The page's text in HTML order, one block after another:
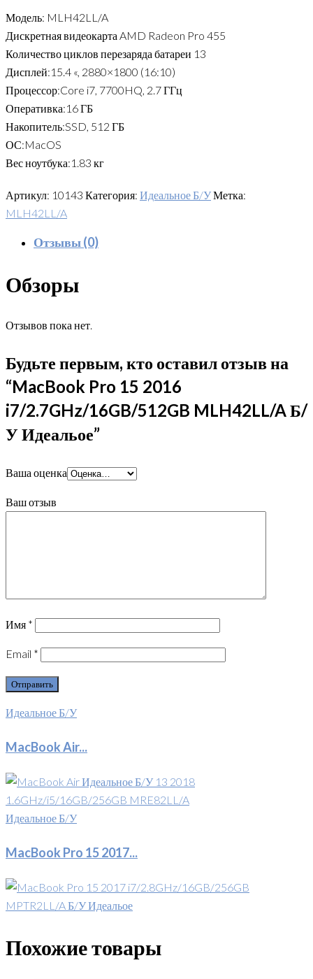
Модель: MLH42LL/A
Дискретная видеокарта AMD Radeon Pro 455
Количество циклов перезаряда батареи 13
Дисплей:15.4 «, 2880×1800 (16:10)
Процессор:Core i7, 7700HQ, 2.7 ГГц
Оперативка:16 ГБ
Накопитель:SSD, 512 ГБ
ОС:MacOS
Вес ноутбука:1.83 кг
Артикул: 10143 Категория: Идеальное Б/УМетка:
MLH42LL/A
Отзывы (0)
Обзоры
Отзывов пока нет.
Будьте первым, кто оставил отзыв на
“MacBook Pro 15 2016
i7/2.7GHz/16GB/512GB MLH42LL/A Б/
У Идеальое”
Ваша оценка
Ваш отзыв
Имя *
Email *
Идеальное Б/У
MacBook Air...
Идеальное Б/У
MacBook Pro 15 2017...
Похожие товары